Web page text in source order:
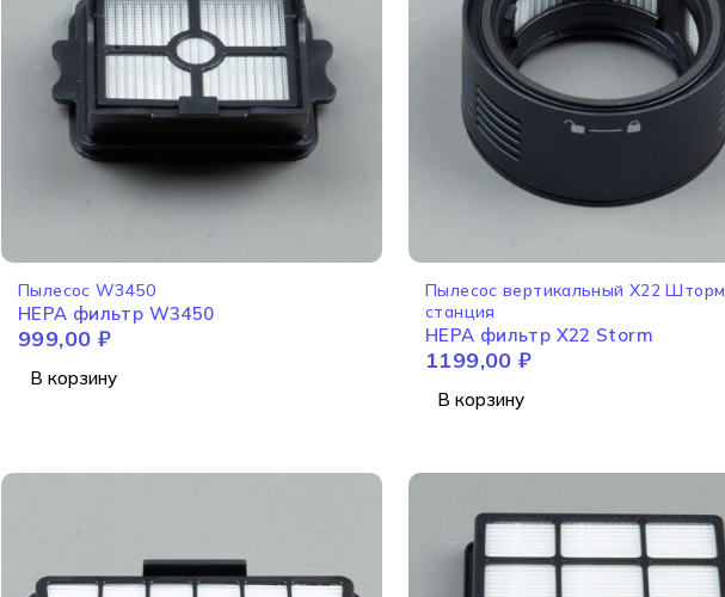
Пылесос W3450
HEPA фильтр W3450
999,00 ₽
В корзину
Пылесос вертикальный X22 Шторм
станция
HEPA фильтр X22 Storm
1199,00 ₽
В корзину